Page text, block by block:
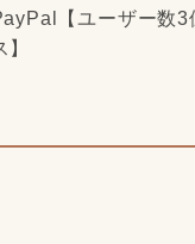
【ユーザー数3